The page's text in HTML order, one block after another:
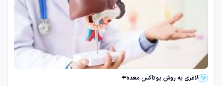
لاغری به روش بوتاکس معده⬅️